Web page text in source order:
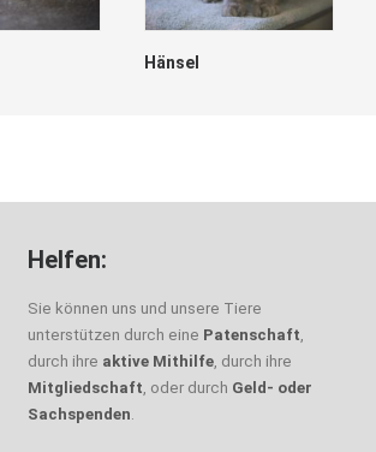
Hänsel
Helfen:
Sie können uns und unsere Tiere
unterstützen durch eine Patenschaft,
durch ihre aktive Mithilfe, durch ihre
Mitgliedschaft, oder durch Geld- oder
Sachspenden.